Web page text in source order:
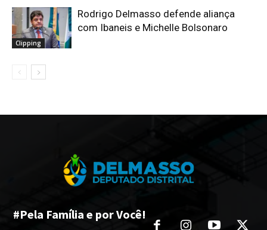
Clipping
Rodrigo Delmasso defende aliança
com Ibaneis e Michelle Bolsonaro
#Pela Família e por Você!